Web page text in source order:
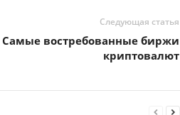
Следующая статья
Самые востребованные биржи
криптовалют